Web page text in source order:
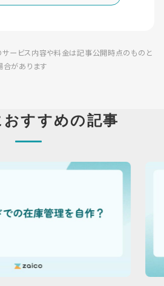
ービス内容や料金は記事公開時点のものと
合があります
すすめの記事